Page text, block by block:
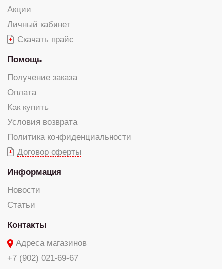
Акции
Личный кабинет
Скачать прайс
Помощь
Получение заказа
Оплата
Как купить
Условия возврата
Политика конфиденциальности
Договор оферты
Информация
Новости
Статьи
Контакты
Адреса магазинов
+7 (902) 021-69-67